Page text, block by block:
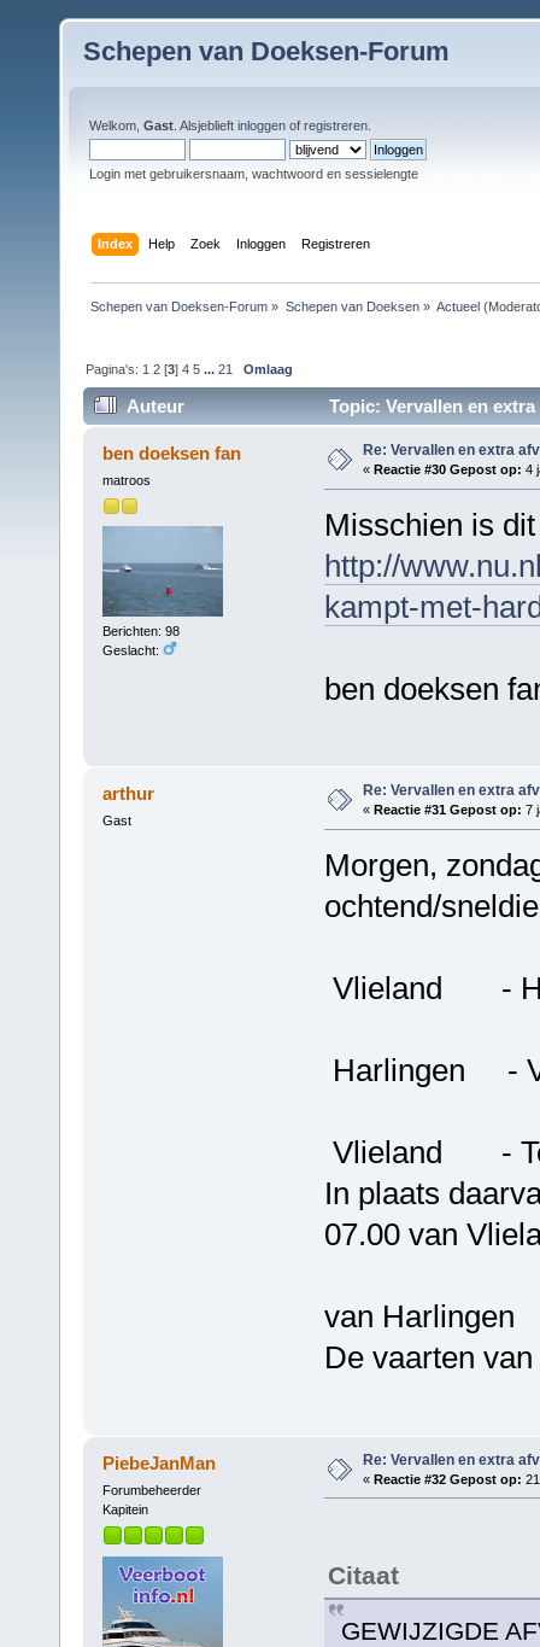
Schepen van Doeksen-Forum
Welkom, Gast . Alsjeblieft inloggen of registreren
Login met gebruikersnaam, wachtwoord en sessielengte
Index Help Zoek Inloggen Registreren
Schepen van Doeksen-Forum » Schepen van Doeksen» Actueel
Pagina's: 1 2 [3]4 5 ...21 Omlaag
Auteur Topic: Vervallen en
ben doeksen fan
matroos
Berichten: 98
Geslacht:
Re: Vervallen en extra
« Reactie #30 Gepost op: 4
Misschien is
http://
kampt-met-
ben doeksen
arthur
Gast
Re: Vervallen en extra
« Reactie #31 Gepost op: 7
Morgen,
ochtend/
Vlieland -
Harlingen -
Vlieland -
In plaats
07.00 van
van Harlingen
De vaarten
PiebeJanMan
Forumbeheerder
Kapitein
Re: Vervallen en extra
« Reactie #32 Gepost op:
Citaat
GEWIJZIGDE